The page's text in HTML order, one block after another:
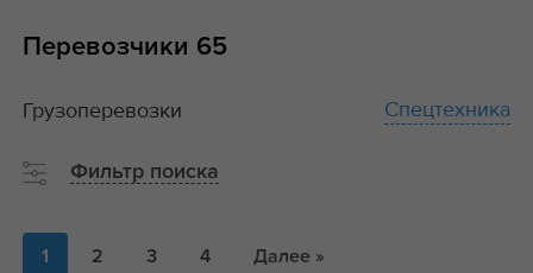
Перевозчики 65
1 2 3 4 Далее »
Грузоперевозки Спецтехника
Фильтр поиска